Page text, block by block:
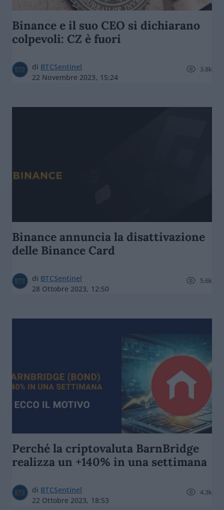
Binance e il suo CEO si dichiarano
colpevoli: CZ è fuori
di BTCSentinel
22 Novembre 2023, 15:24
3.8k
Binance annuncia la disattivazione
delle Binance Card
di BTCSentinel
28 Ottobre 2023, 12:50
5.6k
Perché la criptovaluta BarnBridge
realizza un +140% in una settimana
di BTCSentinel
22 Ottobre 2023, 18:53
4.3k